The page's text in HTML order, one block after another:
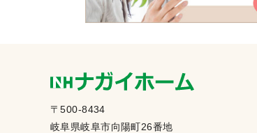
〒500-8434
岐阜県岐阜市向陽町26番地